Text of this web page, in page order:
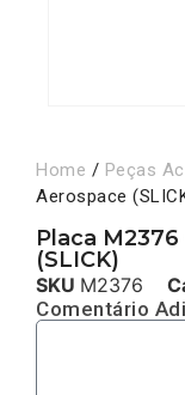
Home / Peças
Aerospace
Placa
(SLICK)
SKU M2376
Comentário